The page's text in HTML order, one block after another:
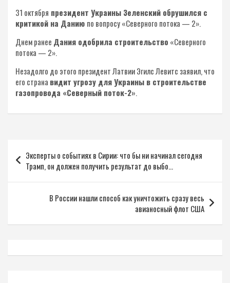
31 октября президент Украины Зеленский обрушился с
критикой на Данию по вопросу «Северного потока — 2».
Днем ранее Дания одобрила строительство «Северного
потока — 2».
Незадолго до этого президент Латвии Эгилс Левитс заявил, что
его страна видит угрозу для Украины в строительстве
газопровода «Северный поток-2».
по
записям
Эксперты о событиях в Сирии: что бы ни начинал сегодня
Трамп, он должен получить результат до выбо…
В России нашли способ как уничтожить сразу весь
авианосный флот США